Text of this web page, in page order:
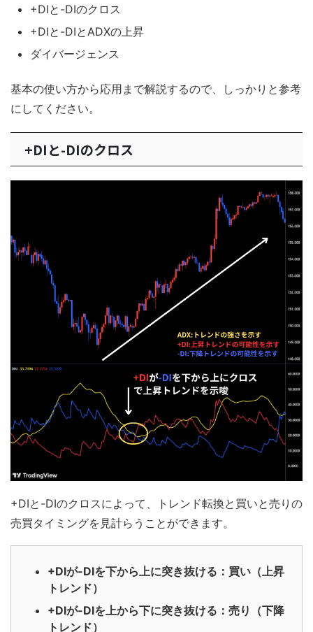
+DIと-DIのクロス
+DIと-DIとADXの上昇
ダイバージェンス
基本の使い方から応用まで解説するので、しっかりと参考
にしてください。
+DIと-DIのクロス
+DIと-DIのクロスによって、トレンド転換と買いと売りの
売買タイミングを見計らうことができます。
+DIが-DIを下から上に突き抜ける：買い（上昇
トレンド）
+DIが-DIを上から下に突き抜ける：売り（下降
トレンド）